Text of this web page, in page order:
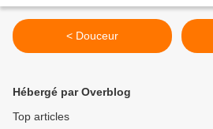
< Douceur
Hébergé par Overblog
Top articles